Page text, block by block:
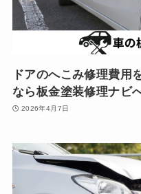
ドアのへこみ修理費用
なら板金塗装修理ナビ
2026年4月7日